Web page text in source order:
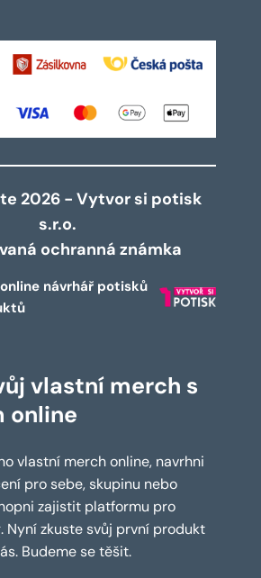
2026 - Vytvor si potisk
s.r.o.
ochranná známka
návrhář potisků
vlastní merch s
online
vlastní merch online, navrhni
pro sebe, skupinu nebo
zajistit platformu pro
Nyní zkuste svůj první produkt
Budeme se těšit.